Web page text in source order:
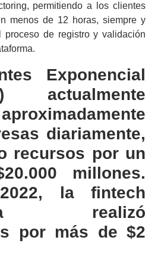
permitiendo a los clientes
menos de 12 horas, siempre y
proceso de registro y validación
Exponencial
actualmente
diariamente,
recursos por un
millones.
la fintech
realizó
por más de $2